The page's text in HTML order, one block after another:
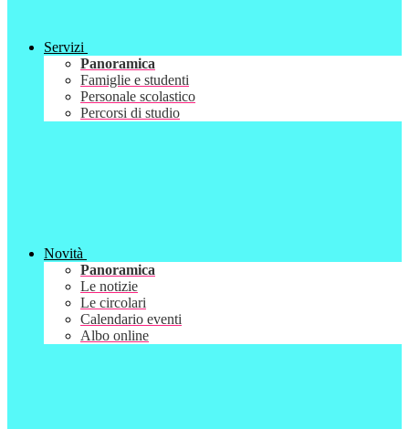
Servizi
Panoramica
Famiglie e studenti
Personale scolastico
Percorsi di studio
Novità
Panoramica
Le notizie
Le circolari
Calendario eventi
Albo online